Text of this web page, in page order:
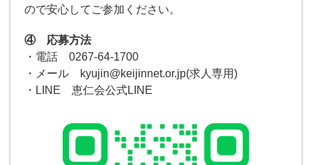
ので安心してご参加ください。
④ 応募方法
・電話 0267-64-1700
・メール kyujin@keijinnet.or.jp(求人専用)
・LINE 恵仁会公式LINE